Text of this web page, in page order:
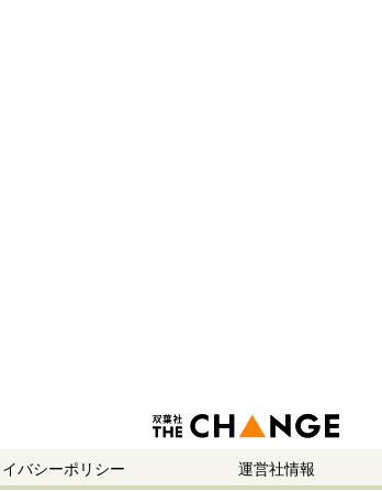
バシーポリシー 運営社情報